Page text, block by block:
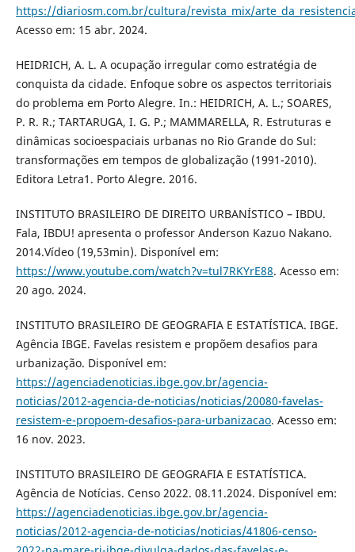
https://diariosm.com.br/cultura/revista_mix/
Acesso em: 15 abr. 2024.
HEIDRICH, A. L. A ocupação irregular como estratégia de
conquista da cidade. Enfoque sobre os aspectos territoriais
do problema em Porto Alegre. In.: HEIDRICH, A. L.; SOARES,
P. R. R.; TARTARUGA, I. G. P.; MAMMARELLA, R. Estruturas e
dinâmicas socioespaciais urbanas no Rio Grande do Sul:
transformações em tempos de globalização (1991-2010).
Editora Letra1. Porto Alegre. 2016.
INSTITUTO BRASILEIRO DE DIREITO URBANÍSTICO – IBDU.
Fala, IBDU! apresenta o professor Anderson Kazuo Nakano.
2014.Vídeo (19,53min). Disponível em:
https://www.youtube.com/watch?v=tul7RKYrE88. Acesso em:
20 ago. 2024.
INSTITUTO BRASILEIRO DE GEOGRAFIA E ESTATÍSTICA. IBGE.
Agência IBGE. Favelas resistem e propõem desafios para
urbanização. Disponível em:
https://agenciadenoticias.ibge.gov.br/agencia-
noticias/2012-agencia-de-noticias/noticias/20080-favelas-
resistem-e-propoem-desafios-para-urbanizacao. Acesso em:
16 nov. 2023.
INSTITUTO BRASILEIRO DE GEOGRAFIA E ESTATÍSTICA.
Agência de Notícias. Censo 2022. 08.11.2024. Disponível em:
https://agenciadenoticias.ibge.gov.br/agencia-
noticias/2012-agencia-de-noticias/noticias/41806-censo-